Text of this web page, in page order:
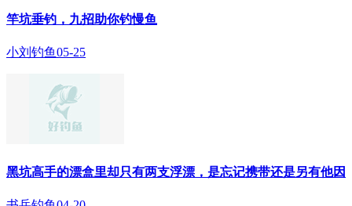
竿坑垂钓，九招助你钓慢鱼
小刘钓鱼05-25
黑坑高手的漂盒里却只有两支浮漂，是忘记携带还是另有他因